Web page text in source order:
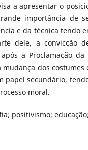
a apresentar o
importância de
e da técnica tendo
dele, a convicção
a Proclamação da
mudança dos
papel secundário,
moral.
positivismo;